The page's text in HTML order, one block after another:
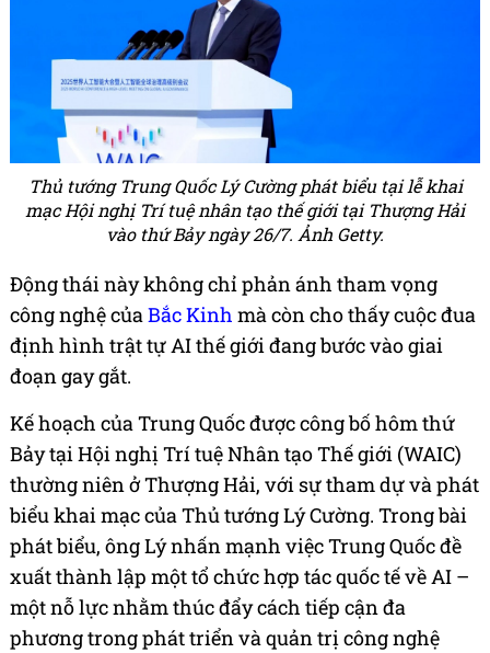
Thủ tướng Trung Quốc Lý Cường phát biểu tại lễ khai
mạc Hội nghị Trí tuệ nhân tạo thế giới tại Thượng Hải
vào thứ Bảy ngày 26/7. Ảnh Getty.
Động thái này không chỉ phản ánh tham vọng
công nghệ củaBắc Kinh mà còn cho thấy cuộc đua
định hình trật tự AI thế giới đang bước vào giai
đoạn gay gắt.
Kế hoạch của Trung Quốc được công bố hôm thứ
Bảy tại Hội nghị Trí tuệ Nhân tạo Thế giới (WAIC)
thường niên ở Thượng Hải, với sự tham dự và phát
biểu khai mạc của Thủ tướng Lý Cường. Trong bài
phát biểu, ông Lý nhấn mạnh việc Trung Quốc đề
xuất thành lập một tổ chức hợp tác quốc tế về AI –
một nỗ lực nhằm thúc đẩy cách tiếp cận đa
phương trong phát triển và quản trị công nghệ